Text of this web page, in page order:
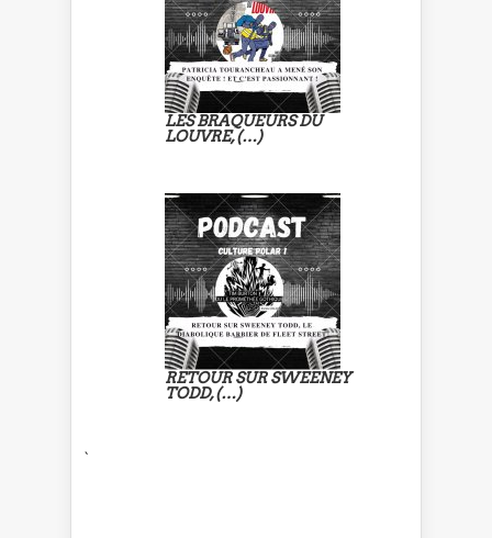
LES BRAQUEURS DU
LOUVRE, (…)
RETOUR SUR SWEENEY
TODD, (…)
`